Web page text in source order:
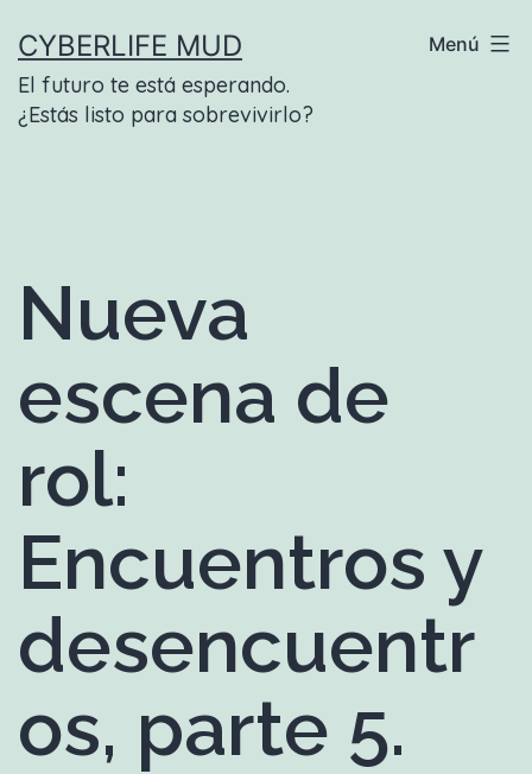
contenido
CYBERLIFE MUD
El futuro te está esperando.
¿Estás listo para sobrevivirlo?
Menú
Nueva
escena de
rol:
Encuentros y
desencuentr
os, parte 5.